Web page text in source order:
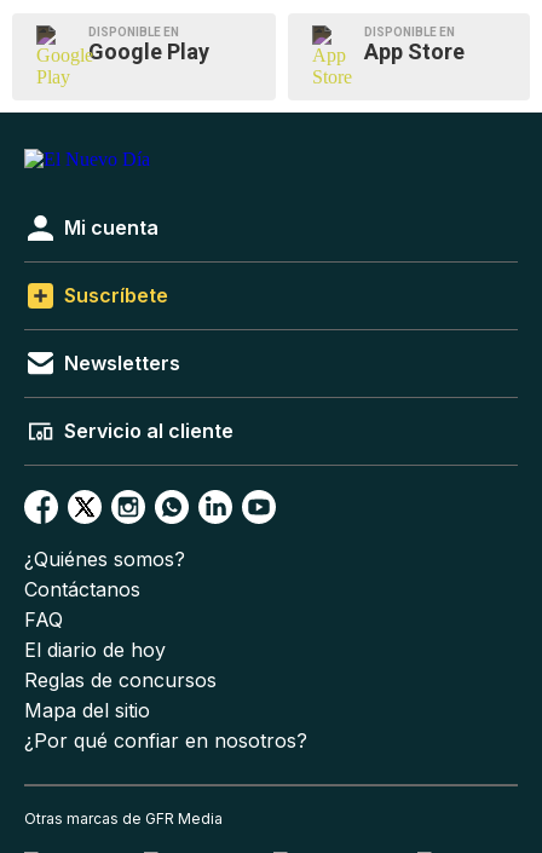
DISPONIBLE EN
Google Play
DISPONIBLE EN
App Store
Mi cuenta
Suscríbete
Newsletters
Servicio al cliente
¿Quiénes somos?
Contáctanos
FAQ
El diario de hoy
Reglas de concursos
Mapa del sitio
¿Por qué confiar en nosotros?
Otras marcas de GFR Media